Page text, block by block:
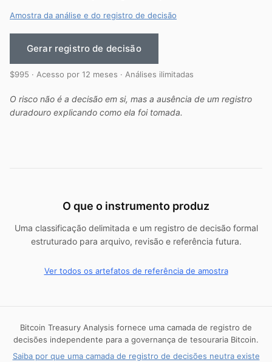
Amostra da análise e do registro de decisão
Gerar registro de decisão
$995 · Acesso por 12 meses · Análises ilimitadas
O risco não é a decisão em si, mas a ausência de um registro
duradouro explicando como ela foi tomada.
O que o instrumento produz
Uma classificação delimitada e um registro de decisão formal
estruturado para arquivo, revisão e referência futura.
Ver todos os artefatos de referência de amostra
Bitcoin Treasury Analysis fornece uma camada de registro de
decisões independente para a governança de tesouraria Bitcoin.
Saiba por que uma camada de registro de decisões neutra existe